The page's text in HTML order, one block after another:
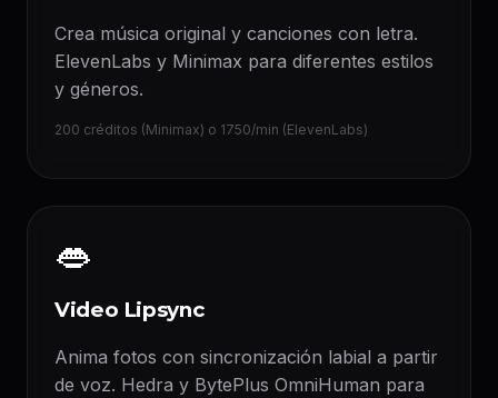
Crea música original y canciones con letra.
ElevenLabs y Minimax para diferentes estilos
y géneros.
200 créditos (Minimax) o 1750/min (ElevenLabs)
👄
Video Lipsync
Anima fotos con sincronización labial a partir
de voz. Hedra y BytePlus OmniHuman para